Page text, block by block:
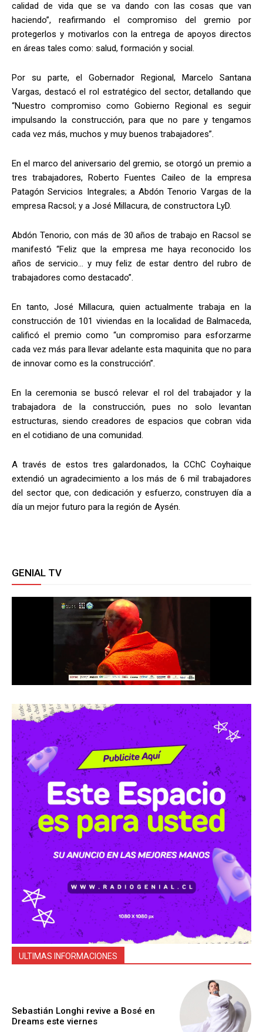
calidad de vida que se va dando con las cosas que van
haciendo”, reafirmando el compromiso del gremio por
protegerlos y motivarlos con la entrega de apoyos directos
en áreas tales como: salud, formación y social.
Por su parte, el Gobernador Regional, Marcelo Santana
Vargas, destacó el rol estratégico del sector, detallando que
“Nuestro compromiso como Gobierno Regional es seguir
impulsando la construcción, para que no pare y tengamos
cada vez más, muchos y muy buenos trabajadores”.
En el marco del aniversario del gremio, se otorgó un premio a
tres trabajadores, Roberto Fuentes Caileo de la empresa
Patagón Servicios Integrales; a Abdón Tenorio Vargas de la
empresa Racsol; y a José Millacura, de constructora LyD.
Abdón Tenorio, con más de 30 años de trabajo en Racsol se
manifestó “Feliz que la empresa me haya reconocido los
años de servicio… y muy feliz de estar dentro del rubro de
trabajadores como destacado”.
En tanto, José Millacura, quien actualmente trabaja en la
construcción de 101 viviendas en la localidad de Balmaceda,
calificó el premio como “un compromiso para esforzarme
cada vez más para llevar adelante esta maquinita que no para
de innovar como es la construcción”.
En la ceremonia se buscó relevar el rol del trabajador y la
trabajadora de la construcción, pues no solo levantan
estructuras, siendo creadores de espacios que cobran vida
en el cotidiano de una comunidad.
A través de estos tres galardonados, la CChC Coyhaique
extendió un agradecimiento a los más de 6 mil trabajadores
del sector que, con dedicación y esfuerzo, construyen día a
día un mejor futuro para la región de Aysén.
GENIAL TV
ULTIMAS INFORMACIONES
Sebastián Longhi revive a Bosé en
Dreams este viernes